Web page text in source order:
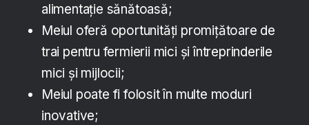
alimentație sănătoasă;
Meiul oferă oportunități promițătoare de
trai pentru fermierii mici și întreprinderile
mici și mijlocii;
Meiul poate fi folosit în multe moduri
inovative;